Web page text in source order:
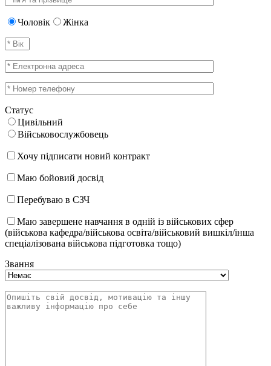
Чоловік Жінка
Статус
Цивільний
Військовослужбовець
Хочу підписати новий контракт
Маю бойовий досвід
Перебуваю в СЗЧ
Маю завершене навчання в одній із військових сфер
(військова кафедра/військова освіта/військовий вишкіл/інша
спеціалізована військова підготовка тощо)
Звання